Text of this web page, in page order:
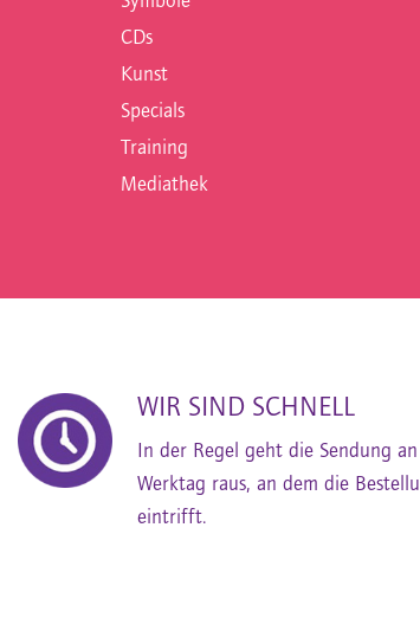
CDs
Kunst
Specials
Training
Mediathek
WIR SIND SCHNELL
In der Regel geht die Sendung
Werktag raus, an dem die
eintrifft.